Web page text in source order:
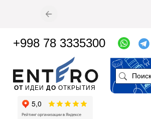
ОТ ИДЕИ ДО ОТКРЫТИЯ
+998 78 3335300